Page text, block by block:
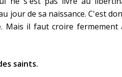
jour de sa naissance. C'est
Mais il faut croire
saints.